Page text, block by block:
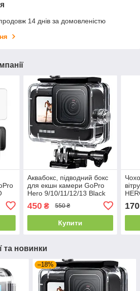
14 днів за домовленістю
Аквабокс, підводний бокс
для екшн камери GoPro
Hero 9/10/11/12/13 Black
450₴ 550 ₴
Купити
170
та новинки
–18%